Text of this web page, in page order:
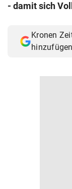
- damit sich
Kronen
hinzufügen